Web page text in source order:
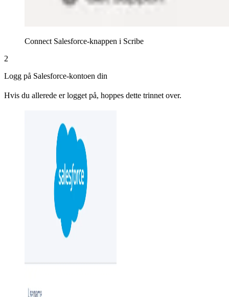
Connect Salesforce-knappen i Scribe
2
Logg på Salesforce-kontoen din
Hvis du allerede er logget på, hoppes dette trinnet over.